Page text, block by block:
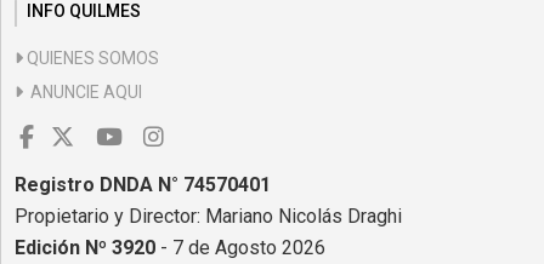
INFO QUILMES
QUIENES SOMOS
ANUNCIE AQUI
Registro DNDA N° 74570401
Propietario y Director: Mariano Nicolás Draghi
Edición Nº 3920 - 7 de Agosto 2026